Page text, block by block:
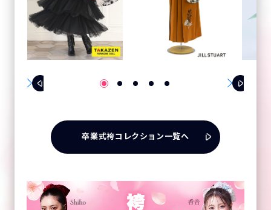
卒業式袴コレクション一覧へ